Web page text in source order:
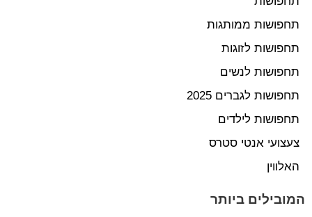
תחפושות ממותגות
תחפושות לזוגות
תחפושות לנשים
תחפושות לגברים 2025
תחפושות לילדים
צעצועי אנטי סטרס
האלווין
המובילים ביותר